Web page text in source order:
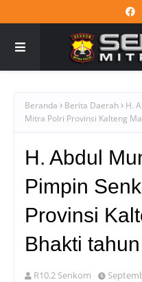
Beranda Berita Daerah
H.
Mitra Polri Provinsi Kalteng
H. Abdul
Pimpin
Provinsi
Bhakti
R10.2 Senkom